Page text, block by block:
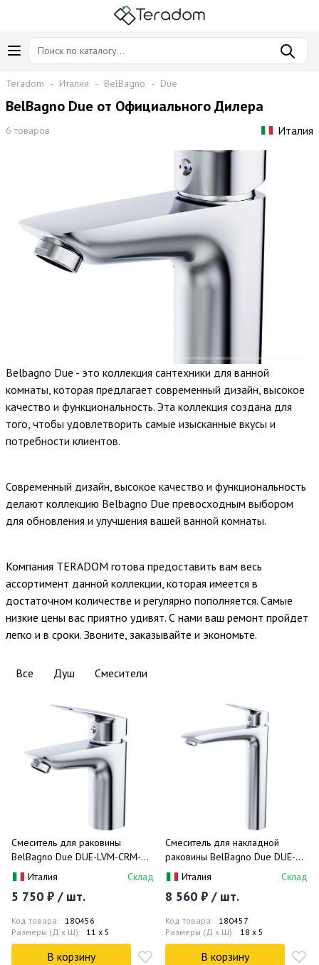
Teradom - Италия - BelBagno - Due
BelBagno Due от Официального Дилера
6 товаров Италия
Belbagno Due - это коллекция сантехники для ванной
комнаты, которая предлагает современный дизайн, высокое
качество и функциональность. Эта коллекция создана для
того, чтобы удовлетворить самые изысканные вкусы и
потребности клиентов.
Современный дизайн, высокое качество и функциональность
делают коллекцию Belbagno Due превосходным выбором
для обновления и улучшения вашей ванной комнаты.
Компания TERADOM готова предоставить вам весь
ассортимент данной коллекции, которая имеется в
достаточном количестве и регулярно пополняется. Самые
низкие цены вас приятно удивят. С нами ваш ремонт пройдет
легко и в сроки. Звоните, заказывайте и экономьте.
Все Душ Смесители
Смеситель для раковины
BelBagno Due DUE-LVM-CRM-
W0 (хром), без донного
Италия Склад
5 750 ₽ / шт.
Код товара: 180456
Размеры (Д x Ш): 11 x 5
В корзину
Смеситель для накладной
раковины BelBagno Due DUE-
LMC-CRM-W0 (хром), без
Италия Склад
8 560 ₽ / шт.
Код товара: 180457
Размеры (Д x Ш): 18 x 5
В корзину